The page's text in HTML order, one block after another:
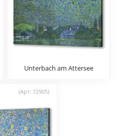
Unterbach am Attersee
(Арт: 72905)